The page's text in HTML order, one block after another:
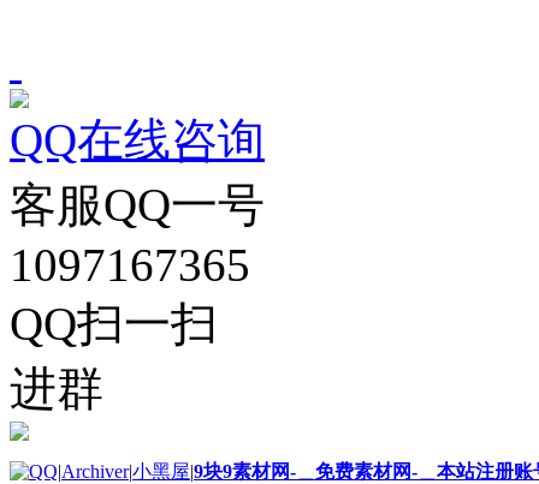
QQ在线咨询
客服QQ一号
1097167365
QQ扫一扫
进群
|Archiver|小黑屋|9块9素材网-＿免费素材网-＿本站注册账